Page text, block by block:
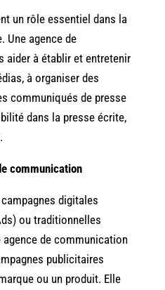
un rôle essentiel dans la
Une agence de
aider à établir et entretenir
à organiser des
communiqués de presse
dans la presse écrite,
communication
digitales
ou traditionnelles
agence de communication
publicitaires
ou un produit. Elle